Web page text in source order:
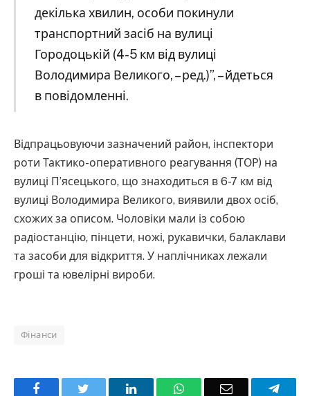
декілька хвилин, особи покинули
транспортний засіб на вулиці
Городоцькій (4-5 км від вулиці
Володимира Великого, – ред.)”, – йдеться
в повідомленні.
Відпрацьовуючи зазначений район, інспектори
роти Тактико-оперативного реагування (ТОР) на
вулиці П’ясецького, що знаходиться в 6-7 км від
вулиці Володимира Великого, виявили двох осіб,
схожих за описом. Чоловіки мали із собою
радіостанцію, пінцети, ножі, рукавички, балаклави
та засоби для відкриття. У наплічниках лежали
гроші та ювелірні вироби.
Фінанси
Facebook LinkedInWhatsAppEmail